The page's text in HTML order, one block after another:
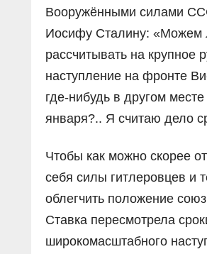
Вооружёнными силами
Иосифу Сталину: «Можем
рассчитывать на крупное
наступление на фронте
где-нибудь в другом
января?.. Я считаю дело
Чтобы как можно скорее
себя силы гитлеровцев и
облегчить положение
Ставка пересмотрела
широкомасштабного